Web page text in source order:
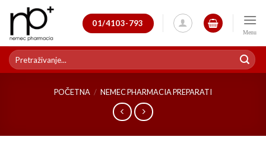
content
01/4103-793
Pretraži:
POČETNA / NEMEC PHARMACIA PREPARATI